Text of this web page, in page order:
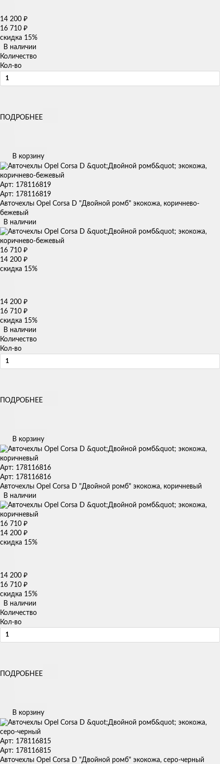
14 200 ₽
16 710 ₽
скидка 15%
В наличии
Количество
Кол-во
ПОДРОБНЕЕ
В корзину
Арт: 178116819
Арт: 178116819
Авточехлы Opel Corsa D "Двойной ромб" экокожа, коричнево-
бежевый
В наличии
16 710 ₽
14 200 ₽
скидка 15%
14 200 ₽
16 710 ₽
скидка 15%
В наличии
Количество
Кол-во
ПОДРОБНЕЕ
В корзину
Арт: 178116816
Арт: 178116816
Авточехлы Opel Corsa D "Двойной ромб" экокожа, коричневый
В наличии
16 710 ₽
14 200 ₽
скидка 15%
14 200 ₽
16 710 ₽
скидка 15%
В наличии
Количество
Кол-во
ПОДРОБНЕЕ
В корзину
Арт: 178116815
Арт: 178116815
Авточехлы Opel Corsa D "Двойной ромб" экокожа, серо-черный